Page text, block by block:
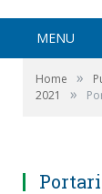
MENU
Home »
2021
»